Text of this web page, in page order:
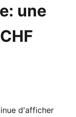
une
d'afficher